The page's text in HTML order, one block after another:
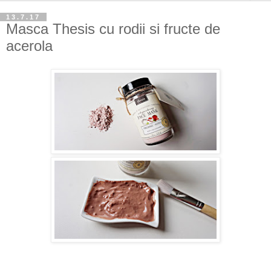
13.7.17
Masca Thesis cu rodii si fructe de
acerola